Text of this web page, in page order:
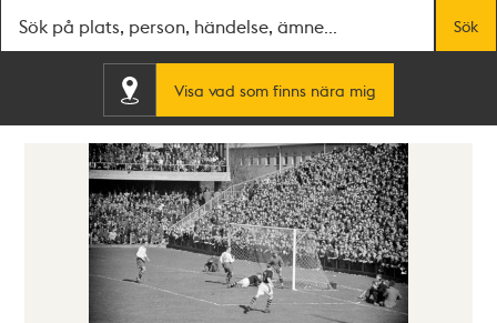
Sök
Visa vad som finns nära mig